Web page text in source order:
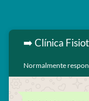
 629 593 264

➡️ Clínica
Normalmente